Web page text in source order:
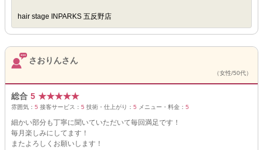
hair stage INPARKS 五反野店
さおりんさん
（女性/50代）
総合 5 ★★★★★
雰囲気： 5 接客サービス： 5 技術・仕上がり： 5 メニュー・料金： 5
細かい部分も丁寧に聞いていただいて毎回満足です！
毎月楽しみにしてます！
またよろしくお願いします！